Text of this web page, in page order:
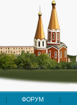
ФОРУМ